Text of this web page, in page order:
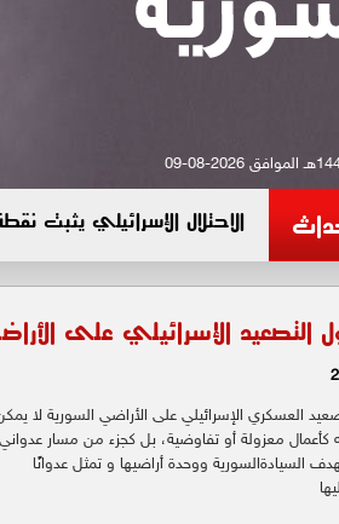
الاحتلال الإسرائيلي
التصعيد الإسرائيلي على
العسكري الإسرائيلي على الأراضي السورية لا
كأعمال معزولة أو تفاوضية، بل كجزء من مسار عدواني
السيادةالسورية ووحدة أراضيها و تمثل عدوانًا